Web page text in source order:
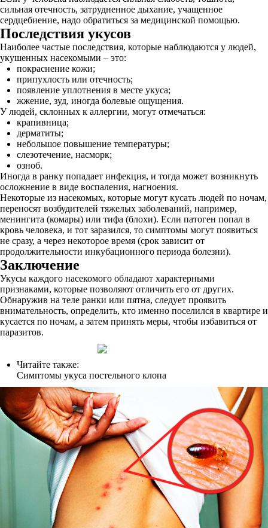
сильная отечность, затрудненное дыхание, учащенное
сердцебиение, надо обратиться за медицинской помощью.
Последствия укусов
Наиболее частые последствия, которые наблюдаются у людей,
укушенных насекомыми – это:
покраснение кожи;
припухлость или отечность;
появление уплотнения в месте укуса;
жжение, зуд, иногда болевые ощущения.
У людей, склонных к аллергии, могут отмечаться:
крапивница;
дерматиты;
небольшое повышение температуры;
слезотечение, насморк;
озноб.
Иногда в ранку попадает инфекция, и тогда может возникнуть
осложнение в виде воспаления, нагноения.
Некоторые из насекомых, которые могут кусать людей по ночам,
переносят возбудителей тяжелых заболеваний, например,
менингита (комары) или тифа (блохи). Если патоген попал в
кровь человека, и тот заразился, то симптомы могут появиться
не сразу, а через некоторое время (срок зависит от
продолжительности инкубационного периода болезни).
Заключение
Укусы каждого насекомого обладают характерными
признаками, которые позволяют отличить его от других.
Обнаружив на теле ранки или пятна, следует проявить
внимательность, определить, кто именно поселился в квартире и
кусается по ночам, а затем принять меры, чтобы избавиться от
паразитов.
Читайте также:
Симптомы укуса постельного клопа